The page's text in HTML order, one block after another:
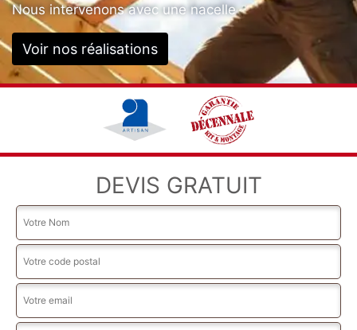
Nous intervenons avec une nacelle
Voir nos réalisations
DEVIS GRATUIT